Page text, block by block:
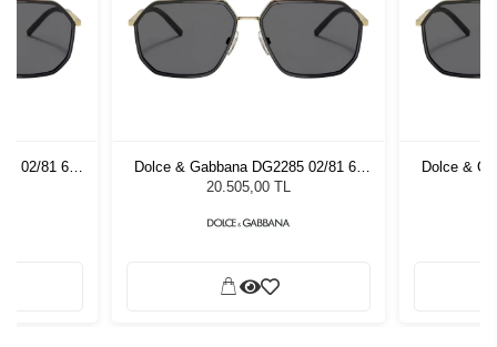
02/81 60
Dolce & Gabbana DG2285 02/81 60
Unisex Güneş Gözlüğü
20.505,00 TL
Dolce &